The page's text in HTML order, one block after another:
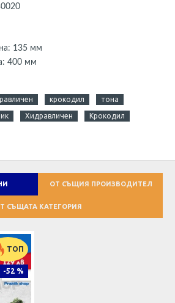
135 мм
400 мм
крокодил тона
Хидравличен Крокодил
ОТ СЪЩИЯ ПРОИЗВОДИТЕЛ
СЪЩАТА КАТЕГОРИЯ
ТОП
-52 %